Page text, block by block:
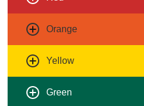
Orange
Yellow
Green